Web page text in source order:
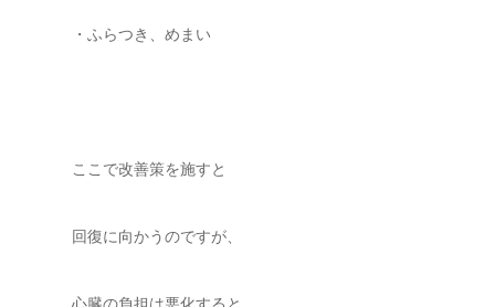
・ふらつき、めまい
ここで改善策を施すと
回復に向かうのですが、